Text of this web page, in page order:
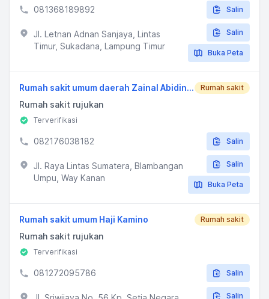
081368189892 Salin
Jl. Letnan Adnan Sanjaya, Lintas
Timur, Sukadana, Lampung Timur
Salin
Buka Peta
Rumah sakit umum daerah Zainal Abidin Pagar Alam Rumah sakit
Rumah sakit rujukan
Terverifikasi
082176038182 Salin
Jl. Raya Lintas Sumatera, Blambangan
Umpu, Way Kanan
Salin
Buka Peta
Rumah sakit umum Haji Kamino Rumah sakit
Rumah sakit rujukan
Terverifikasi
081272095786 Salin
Salin